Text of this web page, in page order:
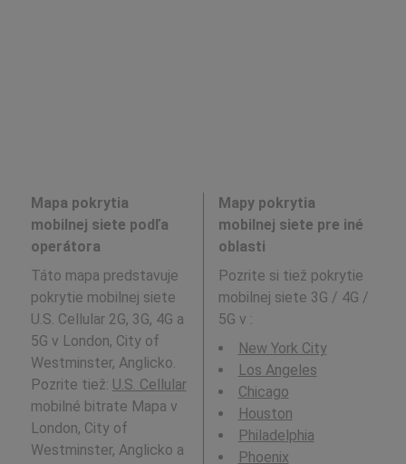
Mapa pokrytia
mobilnej siete podľa
operátora
Táto mapa predstavuje
pokrytie mobilnej siete
U.S. Cellular 2G, 3G, 4G a
5G v London, City of
Westminster, Anglicko.
Pozrite tiež: U.S. Cellular
mobilné bitrate Mapa v
London, City of
Westminster, Anglicko a
Mapy pokrytia
mobilnej siete pre iné
oblasti
Pozrite si tiež pokrytie
mobilnej siete 3G / 4G /
5G v :
New York City
Los Angeles
Chicago
Houston
Philadelphia
Phoenix